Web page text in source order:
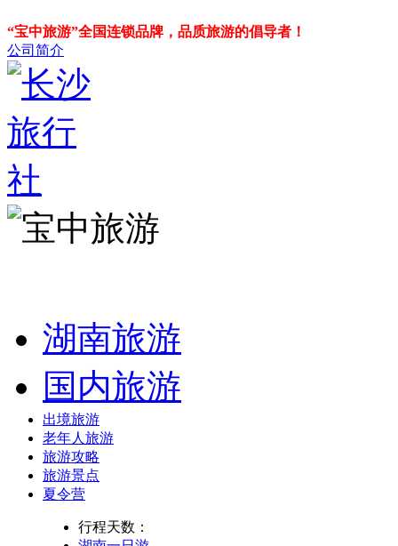
“宝中旅游”全国连锁品牌，品质旅游的倡导者！
公司简介
湖南旅游
国内旅游
出境旅游
老年人旅游
旅游攻略
旅游景点
夏令营
行程天数：